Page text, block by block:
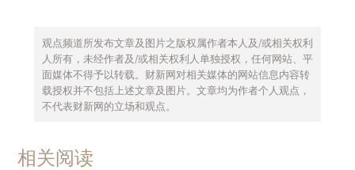
观点频道所发布文章及图片之版权属作者本人及/或相关权利
人所有，未经作者及/或相关权利人单独授权，任何网站、平
面媒体不得予以转载。财新网对相关媒体的网站信息内容转
载授权并不包括上述文章及图片。文章均为作者个人观点，
不代表财新网的立场和观点。
相关阅读